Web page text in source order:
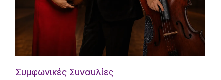
Συμφωνικές Συναυλίες